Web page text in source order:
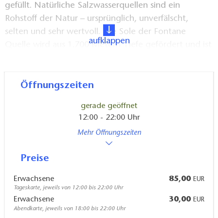
gefüllt. Natürliche Salzwasserquellen sind ein
Rohstoff der Natur – ursprünglich, unverfälscht,
selten und sehr wertvoll. Die Sole der Fontane
Quelle wird aus 1.700 Metern Tiefe gefördert und ist
sie die Haut bereits nach dem zweiten Bad spürbar
Neuruppiner Sole eine nachweislich positive
Zellwachstum, die Wärmeregulation des Körpers, das
Dadurch ist ein Solebad besonders bei
Hauterkrankungen, Gelenkproblemen, nervlicher
Überlastung und Beschwerden im Hals-Nasen-Ohren
Bereich empfehlenswert.
aufklappen
Öffnungszeiten
gerade geöffnet
12:00 - 22:00 Uhr
Mehr Öffnungszeiten
Preise
Erwachsene 85,00 EUR
Tageskarte, jeweils von 12:00 bis 22:00 Uhr
Erwachsene 30,00 EUR
Abendkarte, jeweils von 18:00 bis 22:00 Uhr